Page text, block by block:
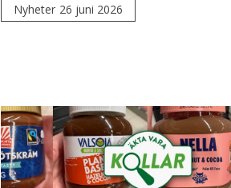
Nyheter 26 juni 2026